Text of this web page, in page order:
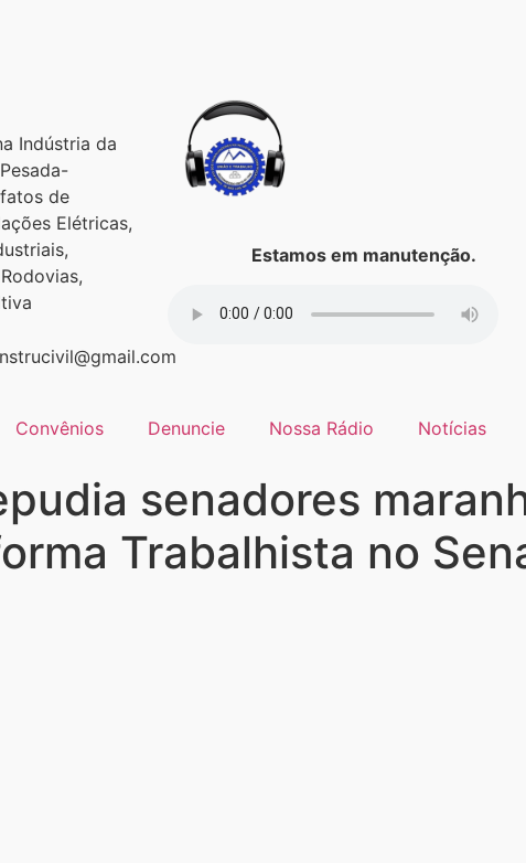
Indústria da
de
Elétricas,
Estamos em manutenção.
Convênios Denuncie Nossa Rádio Notícias
senadores
Trabalhista no